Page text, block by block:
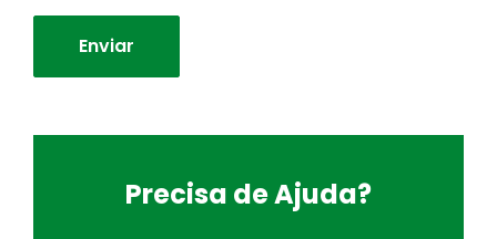
Precisa de Ajuda?